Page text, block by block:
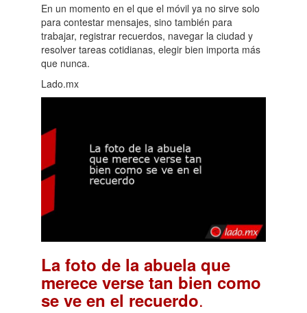
En un momento en el que el móvil ya no sirve solo
para contestar mensajes, sino también para
trabajar, registrar recuerdos, navegar la ciudad y
resolver tareas cotidianas, elegir bien importa más
que nunca.
Lado.mx
La foto de la abuela que
merece verse tan bien como
se ve en el recuerdo.